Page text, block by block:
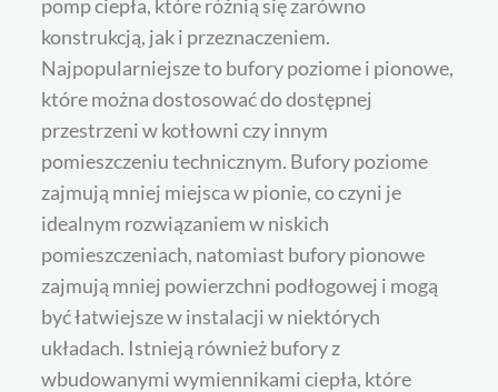
pomp ciepła, które różnią się zarówno
konstrukcją, jak i przeznaczeniem.
Najpopularniejsze to bufory poziome i pionowe,
które można dostosować do dostępnej
przestrzeni w kotłowni czy innym
pomieszczeniu technicznym. Bufory poziome
zajmują mniej miejsca w pionie, co czyni je
idealnym rozwiązaniem w niskich
pomieszczeniach, natomiast bufory pionowe
zajmują mniej powierzchni podłogowej i mogą
być łatwiejsze w instalacji w niektórych
układach. Istnieją również bufory z
wbudowanymi wymiennikami ciepła, które